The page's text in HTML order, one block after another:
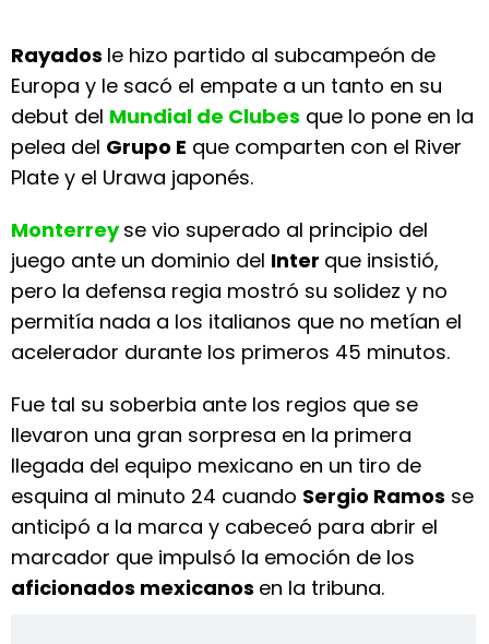
Rayados le hizo partido al subcampeón de
Europa y le sacó el empate a un tanto en su
debut del Mundial de Clubes que lo pone en la
pelea del Grupo E que comparten con el River
Plate y el Urawa japonés.
Monterreyse vio superado al principio del
juego ante un dominio del Inter que insistió,
pero la defensa regia mostró su solidez y no
permitía nada a los italianos que no metían el
acelerador durante los primeros 45 minutos.
Fue tal su soberbia ante los regios que se
llevaron una gran sorpresa en la primera
llegada del equipo mexicano en un tiro de
esquina al minuto 24 cuando Sergio Ramos se
anticipó a la marca y cabeceó para abrir el
marcador que impulsó la emoción de los
aficionados mexicanos en la tribuna.